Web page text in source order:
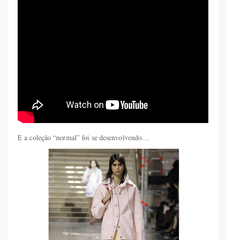
E a coleção “normal” foi se desenvolvendo…